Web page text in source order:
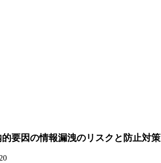
的要因の情報漏洩のリスクと防止対策